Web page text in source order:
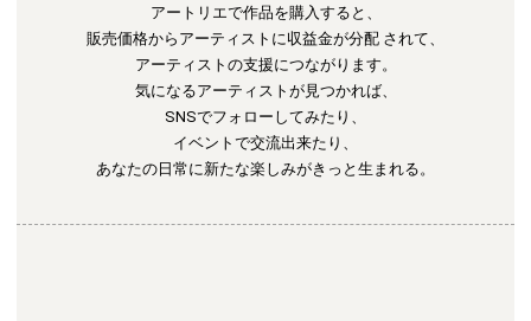
アートリエで作品を購入すると、
販売価格からアーティストに収益金が分配 されて、
アーティストの支援につながります。
気になるアーティストが見つかれば、
SNSでフォローしてみたり、
イベントで交流出来たり、
あなたの日常に新たな楽しみがきっと生まれる。